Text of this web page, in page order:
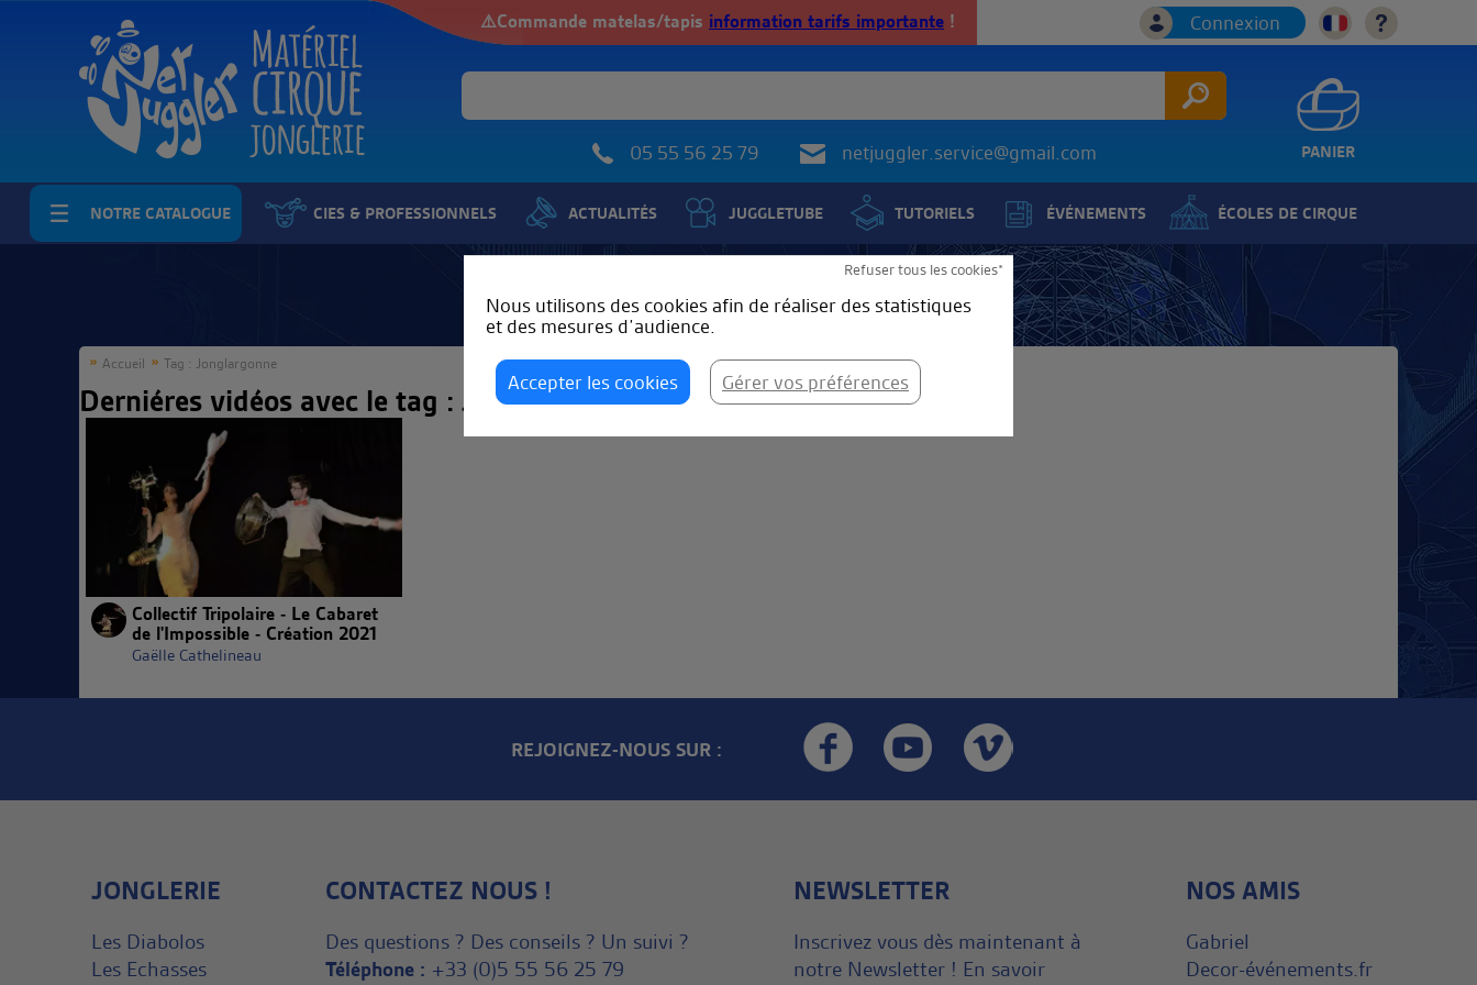
Refuser tous les cookies*
Nous utilisons des cookies afin de réaliser des statistiques
et des mesures d’audience.
Accepter les cookies Gérer vos préférences
⚠️Commande matelas/tapis information tarifs importante !
05 55 56 25 79 netjuggler.service@gmail.com PANIER
NOTRE CATALOGUE CIES & PROFESSIONNELS ACTUALITÉS JUGGLETUBE TUTORIELS ÉVÉNEMENTS ÉCOLES DE CIRQUE
Tague : Jonglargonne
Accueil Tag : Jonglargonne
Derniéres vidéos avec le tag : Jonglargonne
Collectif Tripolaire - Le Cabaret
de l'Impossible - Création 2021
Gaëlle Cathelineau
REJOIGNEZ-NOUS SUR :
JONGLERIE
Les Diabolos
Les Echasses
CONTACTEZ NOUS !
Des questions ? Des conseils ? Un suivi ?
Téléphone : +33 (0)5 55 56 25 79
NEWSLETTER
Inscrivez vous dès maintenant à
notre Newsletter ! En savoir
NOS AMIS
Gabriel
Decor-événements.fr
Connexion